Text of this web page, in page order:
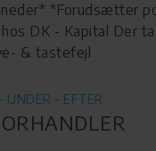
*Forudsætter
DK - Kapital Der
& tastefejl
UNDER - EFTER